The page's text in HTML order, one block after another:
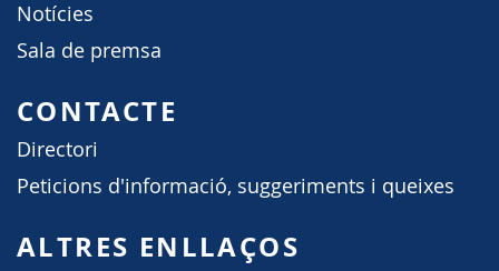
Notícies
Sala de premsa
CONTACTE
Directori
Peticions d'informació, suggeriments i queixes
ALTRES ENLLAÇOS